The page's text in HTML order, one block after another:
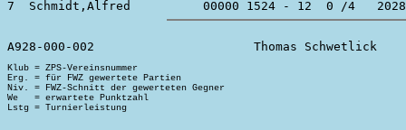
Klub = ZPS-Vereinsnummer
Erg. = für FWZ gewertete Partien
Niv. = FWZ-Schnitt der gewerteten Gegner
We   = erwartete Punktzahl